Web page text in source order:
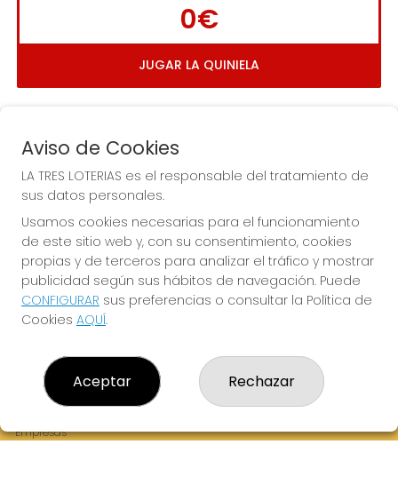
0€
JUGAR LA QUINIELA
¡La Tres Loterias te desea Mucha Suerte!
¿Quiénes somos?
Comprar lotería
Resultados
Empresas
Aviso de Cookies
LA TRES LOTERIAS es el responsable del tratamiento de
sus datos personales.
Usamos cookies necesarias para el funcionamiento
de este sitio web y, con su consentimiento, cookies
propias y de terceros para analizar el tráfico y mostrar
publicidad según sus hábitos de navegación. Puede
CONFIGURAR sus preferencias o consultar la Política de
Cookies AQUÍ.
Aceptar Rechazar